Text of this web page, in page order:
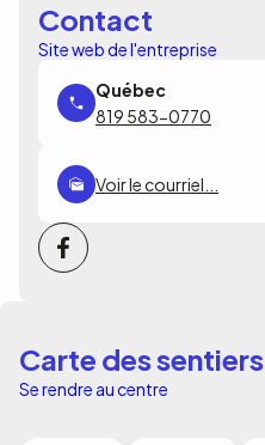
Contact
Site web de l'entreprise
819 583-0770
Voir le courriel...
Carte des sentiers
Se rendre au centre